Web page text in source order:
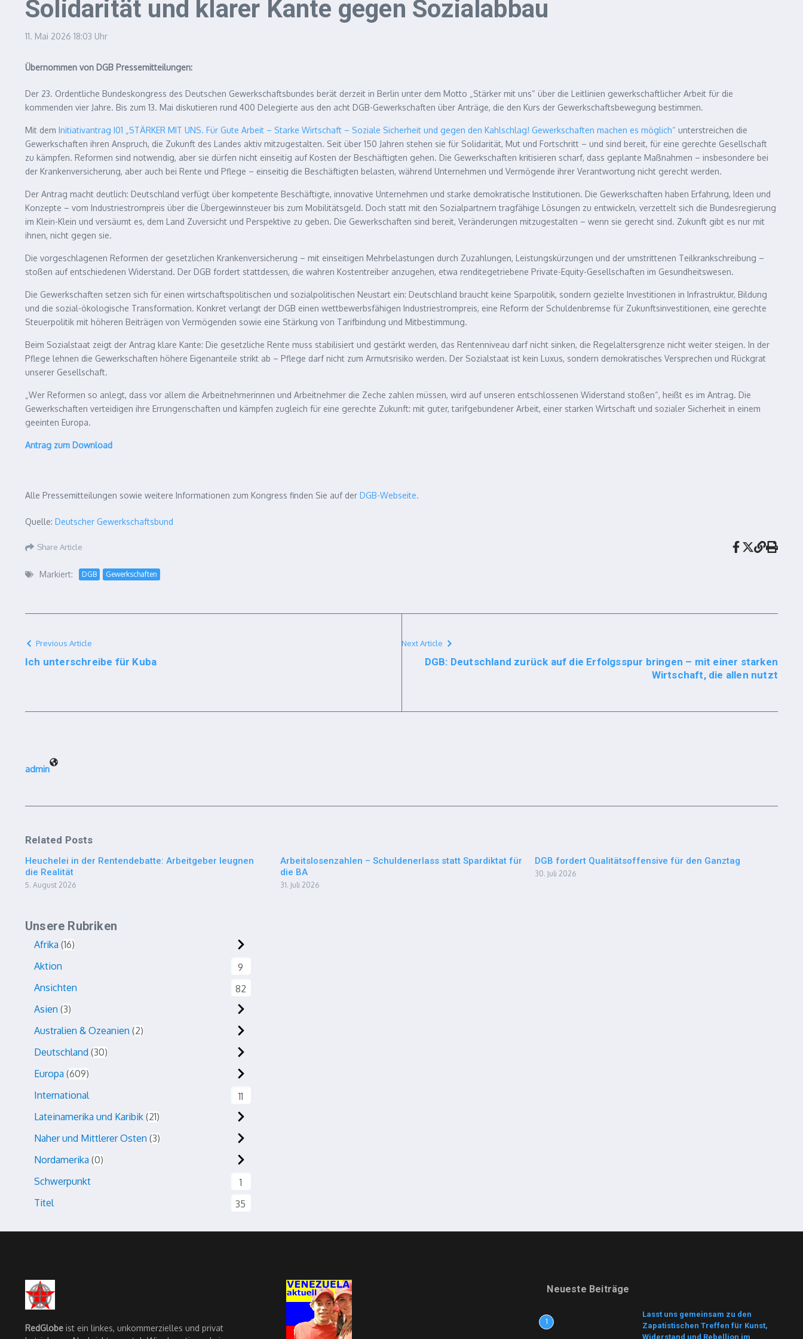
Solidarität und klarer Kante gegen Sozialabbau
11. Mai 2026 18:03 Uhr
Übernommen von DGB Pressemitteilungen:
Der 23. Ordentliche Bundeskongress des Deutschen Gewerkschaftsbundes berät derzeit in Berlin unter dem Motto „Stärker mit uns“ über die Leitlinien gewerkschaftlicher Arbeit für die
kommenden vier Jahre. Bis zum 13. Mai diskutieren rund 400 Delegierte aus den acht DGB-Gewerkschaften über Anträge, die den Kurs der Gewerkschaftsbewegung bestimmen.
Mit dem Initiativantrag I01 „STÄRKER MIT UNS. Für Gute Arbeit – Starke Wirtschaft – Soziale Sicherheit und gegen den Kahlschlag! Gewerkschaften machen es möglich“ unterstreichen die
Gewerkschaften ihren Anspruch, die Zukunft des Landes aktiv mitzugestalten. Seit über 150 Jahren stehen sie für Solidarität, Mut und Fortschritt – und sind bereit, für eine gerechte Gesellschaft
zu kämpfen. Reformen sind notwendig, aber sie dürfen nicht einseitig auf Kosten der Beschäftigten gehen. Die Gewerkschaften kritisieren scharf, dass geplante Maßnahmen – insbesondere bei
der Krankenversicherung, aber auch bei Rente und Pflege – einseitig die Beschäftigten belasten, während Unternehmen und Vermögende ihrer Verantwortung nicht gerecht werden.
Der Antrag macht deutlich: Deutschland verfügt über kompetente Beschäftigte, innovative Unternehmen und starke demokratische Institutionen. Die Gewerkschaften haben Erfahrung, Ideen und
Konzepte – vom Industriestrompreis über die Übergewinnsteuer bis zum Mobilitätsgeld. Doch statt mit den Sozialpartnern tragfähige Lösungen zu entwickeln, verzettelt sich die Bundesregierung
im Klein-Klein und versäumt es, dem Land Zuversicht und Perspektive zu geben. Die Gewerkschaften sind bereit, Veränderungen mitzugestalten – wenn sie gerecht sind. Zukunft gibt es nur mit
ihnen, nicht gegen sie.
Die vorgeschlagenen Reformen der gesetzlichen Krankenversicherung – mit einseitigen Mehrbelastungen durch Zuzahlungen, Leistungskürzungen und der umstrittenen Teilkrankschreibung –
stoßen auf entschiedenen Widerstand. Der DGB fordert stattdessen, die wahren Kostentreiber anzugehen, etwa renditegetriebene Private-Equity-Gesellschaften im Gesundheitswesen.
Die Gewerkschaften setzen sich für einen wirtschaftspolitischen und sozialpolitischen Neustart ein: Deutschland braucht keine Sparpolitik, sondern gezielte Investitionen in Infrastruktur, Bildung
und die sozial-ökologische Transformation. Konkret verlangt der DGB einen wettbewerbsfähigen Industriestrompreis, eine Reform der Schuldenbremse für Zukunftsinvestitionen, eine gerechte
Steuerpolitik mit höheren Beiträgen von Vermögenden sowie eine Stärkung von Tarifbindung und Mitbestimmung.
Beim Sozialstaat zeigt der Antrag klare Kante: Die gesetzliche Rente muss stabilisiert und gestärkt werden, das Rentenniveau darf nicht sinken, die Regelaltersgrenze nicht weiter steigen. In der
Pflege lehnen die Gewerkschaften höhere Eigenanteile strikt ab – Pflege darf nicht zum Armutsrisiko werden. Der Sozialstaat ist kein Luxus, sondern demokratisches Versprechen und Rückgrat
unserer Gesellschaft.
„Wer Reformen so anlegt, dass vor allem die Arbeitnehmerinnen und Arbeitnehmer die Zeche zahlen müssen, wird auf unseren entschlossenen Widerstand stoßen“, heißt es im Antrag. Die
Gewerkschaften verteidigen ihre Errungenschaften und kämpfen zugleich für eine gerechte Zukunft: mit guter, tarifgebundener Arbeit, einer starken Wirtschaft und sozialer Sicherheit in einem
geeinten Europa.
Antrag zum Download
Alle Pressemitteilungen sowie weitere Informationen zum Kongress finden Sie auf der DGB-Webseite.
Quelle: Deutscher Gewerkschaftsbund
Share Article
Markiert: DGB Gewerkschaften
Previous Article
Ich unterschreibe für Kuba
Next Article
DGB: Deutschland zurück auf die Erfolgsspur bringen – mit einer starken
Wirtschaft, die allen nutzt
admin
Related Posts
Heuchelei in der Rentendebatte: Arbeitgeber leugnen
die Realität
5. August 2026
Arbeitslosenzahlen – Schuldenerlass statt Spardiktat für
die BA
31. Juli 2026
DGB fordert Qualitätsoffensive für den Ganztag
30. Juli 2026
Unsere Rubriken
Afrika 16
Aktion
9
Ansichten
82
Asien 3
Australien & Ozeanien 2
Deutschland 30
Europa 609
International
11
Lateinamerika und Karibik 21
Naher und Mittlerer Osten 3
Nordamerika 0
Schwerpunkt
1
Titel
35
RedGlobe ist ein linkes, unkommerzielles und privat
Neueste Beiträge
1
Lasst uns gemeinsam zu den
Zapatistischen Treffen für Kunst,
Widerstand und Rebellion im